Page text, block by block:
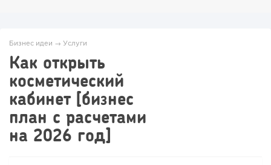
Бизнес идеи → Услуги
Как открыть
косметический
кабинет [бизнес
план с расчетами
на 2026 год]